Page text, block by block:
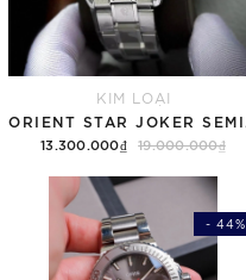
KIM LOẠI
13.300.000₫ 19.000.000₫
- 44%